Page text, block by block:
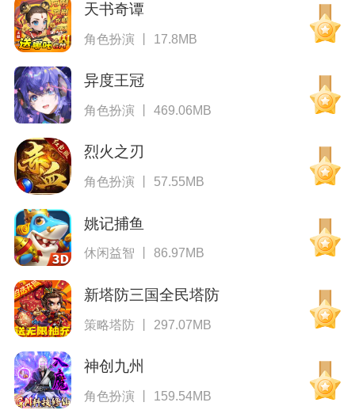
天书奇谭
角色扮演 丨 17.8MB
异度王冠
角色扮演 丨 469.06MB
烈火之刃
角色扮演 丨 57.55MB
姚记捕鱼
休闲益智 丨 86.97MB
新塔防三国全民塔防
策略塔防 丨 297.07MB
神创九州
角色扮演 丨 159.54MB